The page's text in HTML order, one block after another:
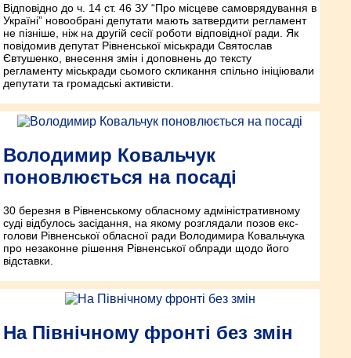
Відповідно до ч. 14 ст. 46 ЗУ “Про місцеве самоврядування в
Україні” новообрані депутати мають затвердити регламент
не пізніше, ніж на другій сесії роботи відповідної ради. Як
повідомив депутат Рівненської міськради Святослав
Євтушенко, внесення змін і доповнень до тексту
регламенту міськради сьомого скликання спільно ініціювали
депутати та громадські активісти.
Володимир Ковальчук
поновлюється на посаді
30 березня в Рівненському обласному адміністративному
суді відбулось засідання, на якому розглядали позов екс-
голови Рівненської обласної ради Володимира Ковальчука
про незаконне рішення Рівненської облради щодо його
відставки.
На Північному фронті без змін